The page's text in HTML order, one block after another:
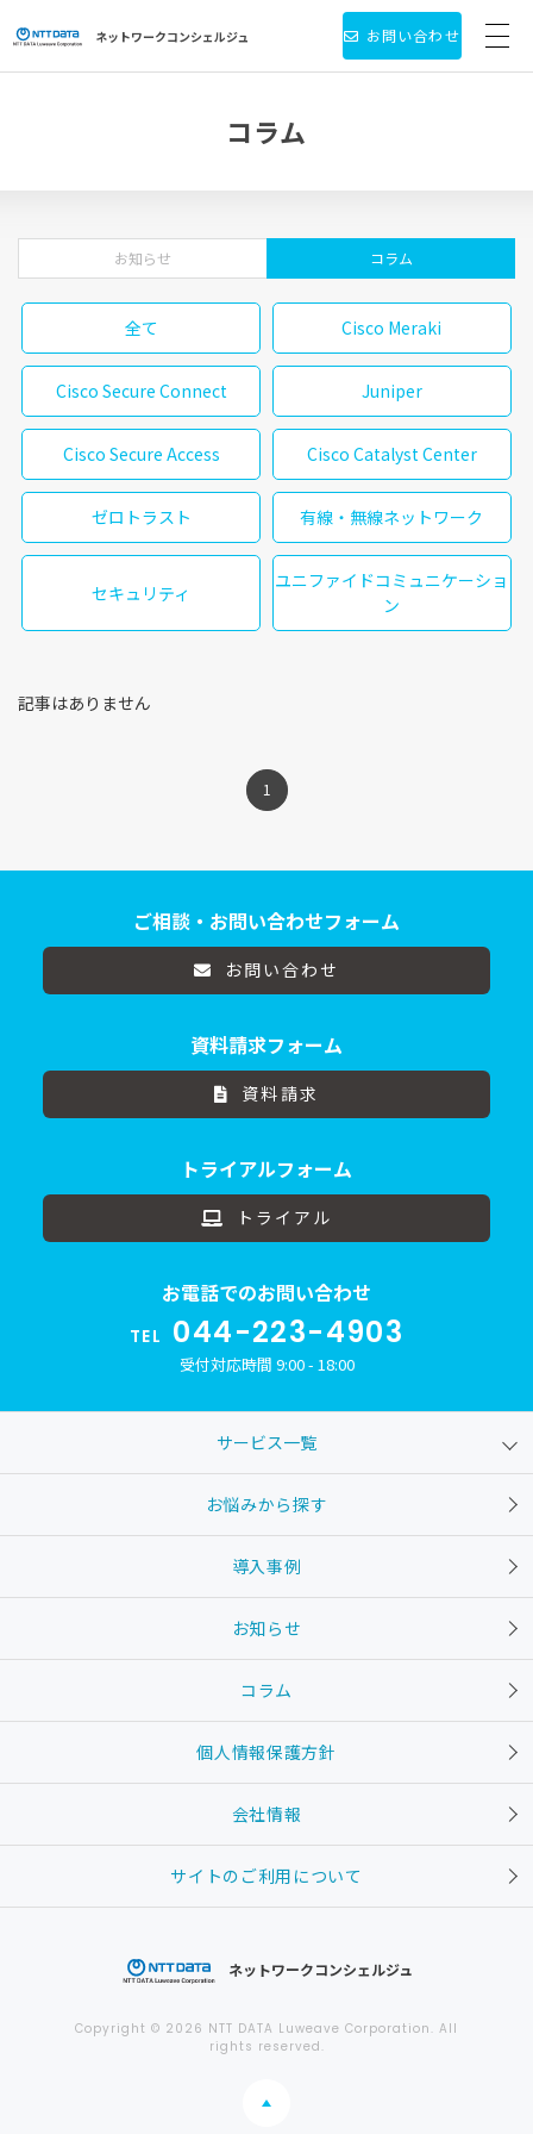
ネットワークコンシェルジュ
個人情報保護方針
会社情報
お問い合わせ
コラム
お知らせ コラム
全て Cisco Meraki
Cisco Secure Connect Juniper
Cisco Secure Access Cisco Catalyst Center
ゼロトラスト 有線・無線ネットワーク
セキュリティ
ユニファイドコミュニケーショ
ン
記事はありません
1
ご相談・お問い合わせフォーム
お問い合わせ
資料請求フォーム
資料請求
トライアルフォーム
トライアル
お電話でのお問い合わせ
TEL 044-223-4903
受付対応時間 9:00 - 18:00
サービス一覧
お悩みから探す
導入事例
お知らせ
コラム
個人情報保護方針
会社情報
サイトのご利用について
ネットワークコンシェルジュ
Copyright © 2026 NTT DATA Luweave Corporation. All
rights reserved.